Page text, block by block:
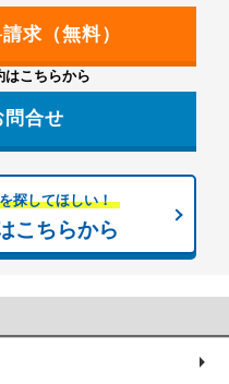
はこちらから
問合せ
探してほしい！
こちらから